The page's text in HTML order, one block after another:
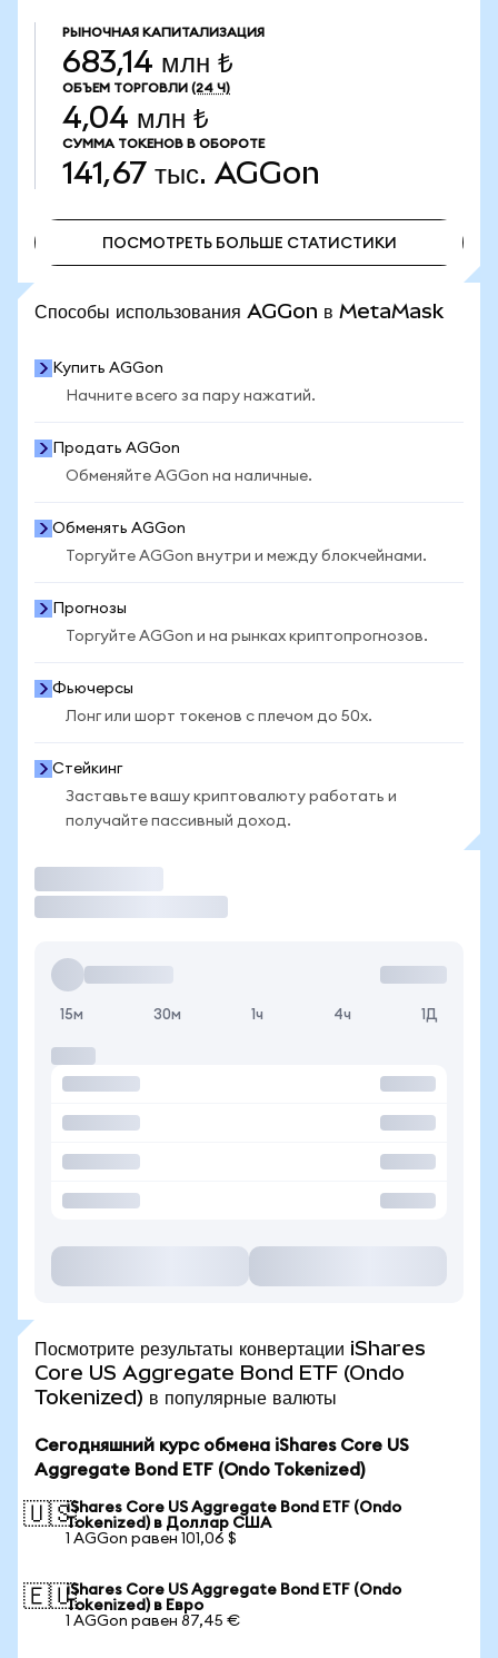
РЫНОЧНАЯ КАПИТАЛИЗАЦИЯ
683,14 млн ₺
ОБЪЕМ ТОРГОВЛИ (24 Ч)
4,04 млн ₺
СУММА ТОКЕНОВ В ОБОРОТЕ
141,67 тыс. AGGon
ПОСМОТРЕТЬ БОЛЬШЕ СТАТИСТИКИ
Способы использования AGGon в MetaMask
Купить AGGon
Начните всего за пару нажатий.
Продать AGGon
Обменяйте AGGon на наличные.
Обменять AGGon
Торгуйте AGGon внутри и между блокчейнами.
Прогнозы
Торгуйте AGGon и на рынках криптопрогнозов.
Фьючерсы
Лонг или шорт токенов с плечом до 50x.
Стейкинг
Заставьте вашу криптовалюту работать и
получайте пассивный доход.
15м 30м 1ч 4ч 1Д
Посмотрите результаты конвертации iShares
Core US Aggregate Bond ETF (Ondo
Tokenized) в популярные валюты
Сегодняшний курс обмена iShares Core US
Aggregate Bond ETF (Ondo Tokenized)
🇺🇸iShares Core US Aggregate Bond ETF (Ondo
Tokenized) в Доллар США
1 AGGon равен 101,06 $
🇪🇺iShares Core US Aggregate Bond ETF (Ondo
Tokenized) в Евро
1 AGGon равен 87,45 €